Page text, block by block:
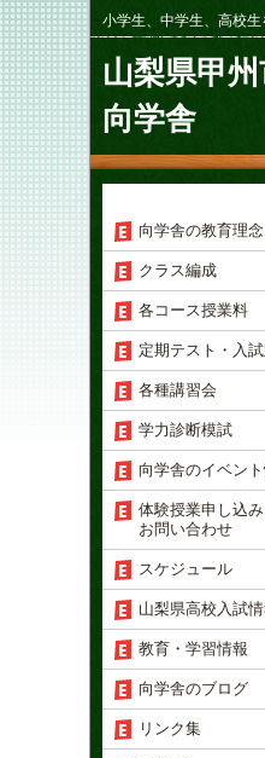
小学生、中学生、高校
山梨県甲
向学舎
向学舎の教育理念
クラス編成
各コース授業料
定期テスト・入
各種講習会
学力診断模試
向学舎のイベン
体験授業申し込
お問い合わせ
スケジュール
山梨県高校入試
教育・学習情報
向学舎のブログ
リンク集